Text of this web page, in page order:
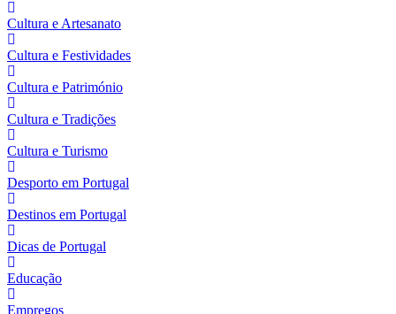
Cultura e Artesanato
Cultura e Festividades
Cultura e Património
Cultura e Tradições
Cultura e Turismo
Desporto em Portugal
Destinos em Portugal
Dicas de Portugal
Educação
Empregos